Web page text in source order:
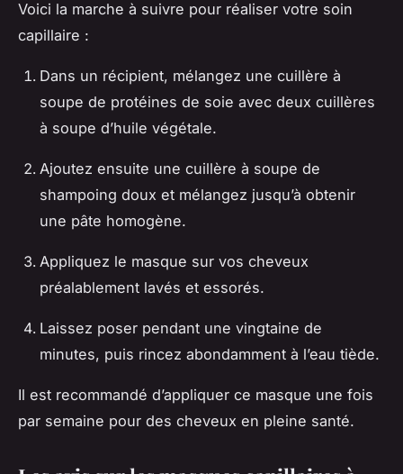
Voici la marche à suivre pour réaliser votre soin
capillaire :
Dans un récipient, mélangez une cuillère à
soupe de protéines de soie avec deux cuillères
à soupe d’huile végétale.
Ajoutez ensuite une cuillère à soupe de
shampoing doux et mélangez jusqu’à obtenir
une pâte homogène.
Appliquez le masque sur vos cheveux
préalablement lavés et essorés.
Laissez poser pendant une vingtaine de
minutes, puis rincez abondamment à l’eau tiède.
Il est recommandé d’appliquer ce masque une fois
par semaine pour des cheveux en pleine santé.